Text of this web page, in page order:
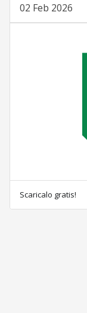
02 Feb 2026
Scaricalo gratis!